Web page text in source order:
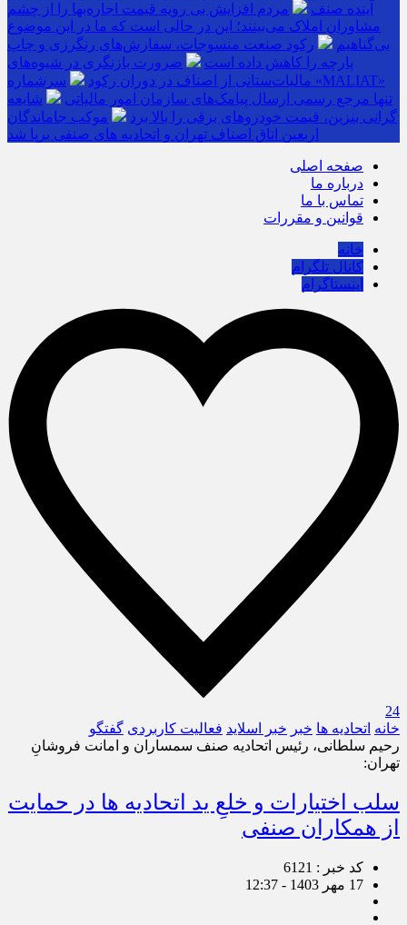
آینده صنف
مردم افزایش بی رویه قیمت اجاره‌بها را از چشم
مشاوران املاک می‌بینند؛ این در حالی است که ما در این موضوع
بی‌گناهیم
رکود صنعت منسوجات، سفارش‌های رنگرزی و چاپ
پارچه را کاهش داده است
ضرورت بازنگری در شیوه‌های
مالیات‌ستانی از اصناف در دوران رکود
سرشماره «MALIAT»
تنها مرجع رسمی ارسال پیامک‌های سازمان امور مالیاتی
شایعه
گرانی بنزین، قیمت خودروهای برقی را بالا برد
موکب جاماندگان
اربعین اتاق اصناف تهران و اتحادیه های صنفی برپا شد
صفحه اصلی
درباره ما
تماس با ما
قوانین و مقررات
خانه
کانال تلگرام
اینستاگرام
24
خانه اتحادیه ها خبر خبر اسلايد فعالیت کاربردی گفتگو
رحیم سلطانی، رئیس اتحادیه صنف سمساران و امانت فروشانِ
تهران:
سلب اختیارات و خلعِ ید اتحادیه ها در حمایت
از همکاران صنفی
کد خبر : 6121
17 مهر 1403 - 12:37